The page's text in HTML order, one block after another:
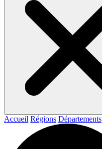
Accueil Régions Départements